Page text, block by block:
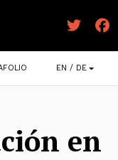
EN / DE
en